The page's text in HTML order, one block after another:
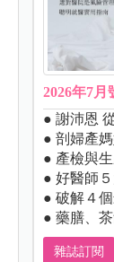
2026年7月
● 謝沛恩
● 剖婦產
● 產檢與
● 好醫師
● 破解４
● 藥膳、
雜誌訂閱